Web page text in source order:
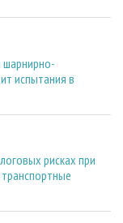
шарнирно-
испытания в
рисках при